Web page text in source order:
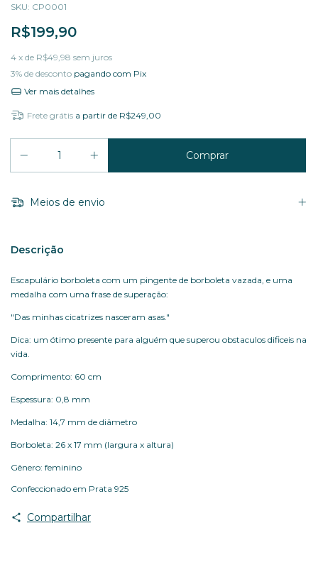
SKU: CP0001
R$199,90
4 x de R$49,98 sem juros
3% de desconto pagando com Pix
Ver mais detalhes
Frete grátis a partir de R$249,00
Meios de envio
Descrição
Escapulário borboleta com um pingente de borboleta vazada, e uma
medalha com uma frase de superação:
"Das minhas cicatrizes nasceram asas."
Dica: um ótimo presente para alguém que superou obstaculos dificeis na
vida.
Comprimento: 60 cm
Espessura: 0,8 mm
Medalha: 14,7 mm de diâmetro
Borboleta: 26 x 17 mm (largura x altura)
Gênero: feminino
Confeccionado em Prata 925
Compartilhar